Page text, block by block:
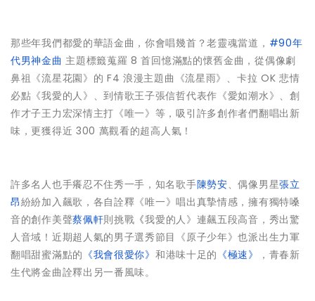
那些年我們都愛的華語金曲，你會唱幾首？老靈魂當道， #90年
代男神金曲 主題標籤蒐羅 8 首回憶滿點的懷舊金曲，從偶像劇
鼻祖《流星花園》的 F4 浪漫主題曲《流星雨》、卡拉 OK 悲情
必點《我愛的人》、到情歌王子張信哲代表作《愛如潮水》、創
作才子王力宏深情主打《唯一》等，吸引許多創作者們翻唱出新
味，更獲得近 300 萬觀看的超高人氣！
許多名人也手癢忍不住秀一手，知名歌手陳勢安、偶像男星張立
昂紛紛加入飆歌，各自詮釋《唯一》唱出真摯情感，擁有獨特嗓
音的創作美聲蔡佩軒則挑戰 《我愛的人》連飆五段高音，秀出驚
人音域！近期超人氣的男子選秀節目《原子少年》也派出生力軍
翻唱甜蜜滿點的 《我會很愛你》 和港味十足的 《極速》
，青春新
生代將金曲詮釋出另一番風味。